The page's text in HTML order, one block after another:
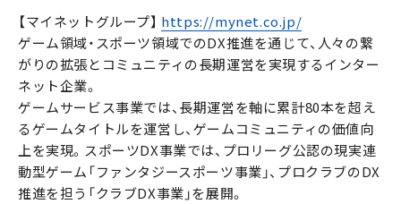
【マイネットグループ】 https://mynet.co.jp/
ゲーム領域・スポーツ領域でのDX推進を通じて、人々の繋
がりの拡張とコミュニティの長期運営を実現するインター
ネット企業。
ゲームサービス事業では、長期運営を軸に累計80本を超え
るゲームタイトルを運営し、ゲームコミュニティの価値向
上を実現。スポーツDX事業では、プロリーグ公認の現実連
動型ゲーム「ファンタジースポーツ事業」、プロクラブのDX
推進を担う「クラブDX事業」を展開。